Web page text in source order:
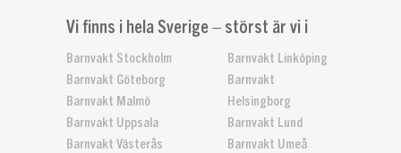
Vi finns i hela Sverige – störst är vi i
Barnvakt Stockholm
Barnvakt Göteborg
Barnvakt Malmö
Barnvakt Uppsala
Barnvakt Västerås
Barnvakt Linköping
Barnvakt
Helsingborg
Barnvakt Lund
Barnvakt Umeå